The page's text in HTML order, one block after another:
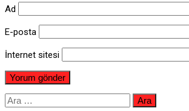
Ad
E-posta
İnternet sitesi
Arama: